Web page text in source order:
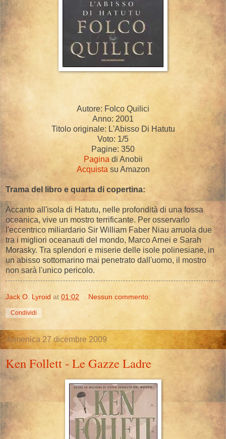
Autore: Folco Quilici
Anno: 2001
Titolo originale: L'Abisso Di Hatutu
Voto: 1/5
Pagine: 350
Pagina di Anobii
Acquista su Amazon
Trama del libro e quarta di copertina:
Accanto all'isola di Hatutu, nelle profondità di una fossa
oceanica, vive un mostro terrificante. Per osservarlo
l'eccentrico miliardario Sir William Faber Niau arruola due
tra i migliori oceanauti del mondo, Marco Arnei e Sarah
Morasky. Tra splendori e miserie delle isole polinesiane, in
un abisso sottomarino mai penetrato dall'uomo, il mostro
non sarà l'unico pericolo.
Jack O. Lyroid at 01:02 Nessun commento:
Condividi
domenica 27 dicembre 2009
Ken Follett - Le Gazze Ladre